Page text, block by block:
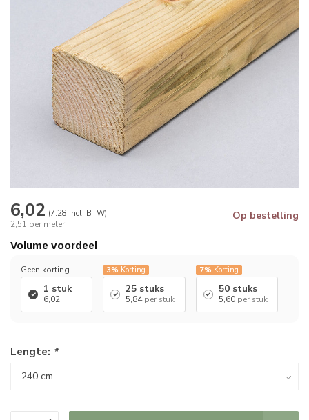
6,02 (7.28 incl. BTW)
2,51 per meter
Op bestelling
Volume voordeel
Geen korting
1 stuk
6,02
3% Korting
25 stuks
5,84 per stuk
7% Korting
50 stuks
5,60 per stuk
Lengte: *